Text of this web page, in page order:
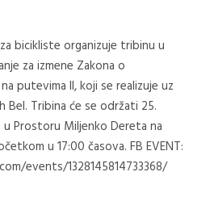
bicikliste organizuje tribinu u
za izmene Zakona o
putevima II, koji se realizuje uz
Bel. Tribina će se održati 25.
Prostoru Miljenko Dereta na
u 17:00 časova. FB EVENT:
events/1328145814733368/